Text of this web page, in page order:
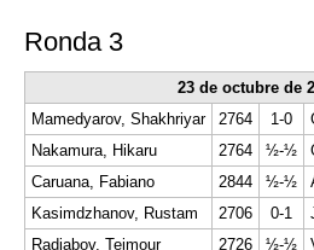
Ronda 3
23 de octubre de
Mamedyarov, Shakhriyar
2764 1-0
Nakamura, Hikaru
2764 ½-½
Caruana, Fabiano
2844 ½-½
Kasimdzhanov, Rustam
2706 0-1
Radjabov, Teimour
2726 ½-½